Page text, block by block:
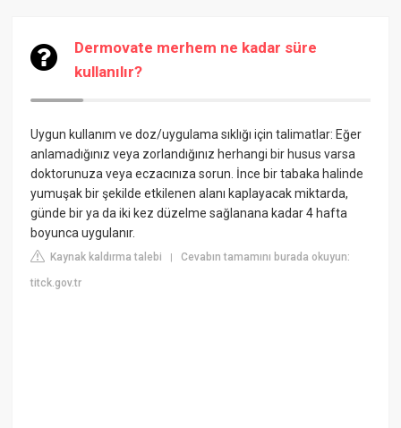
Dermovate merhem ne kadar süre
kullanılır?
Uygun kullanım ve doz/uygulama sıklığı için talimatlar: Eğer
anlamadığınız veya zorlandığınız herhangi bir husus varsa
doktorunuza veya eczacınıza sorun. İnce bir tabaka halinde
yumuşak bir şekilde etkilenen alanı kaplayacak miktarda,
günde bir ya da iki kez düzelme sağlanana kadar 4 hafta
boyunca uygulanır.
Kaynak kaldırma talebi |Cevabın tamamını burada okuyun:
titck.gov.tr